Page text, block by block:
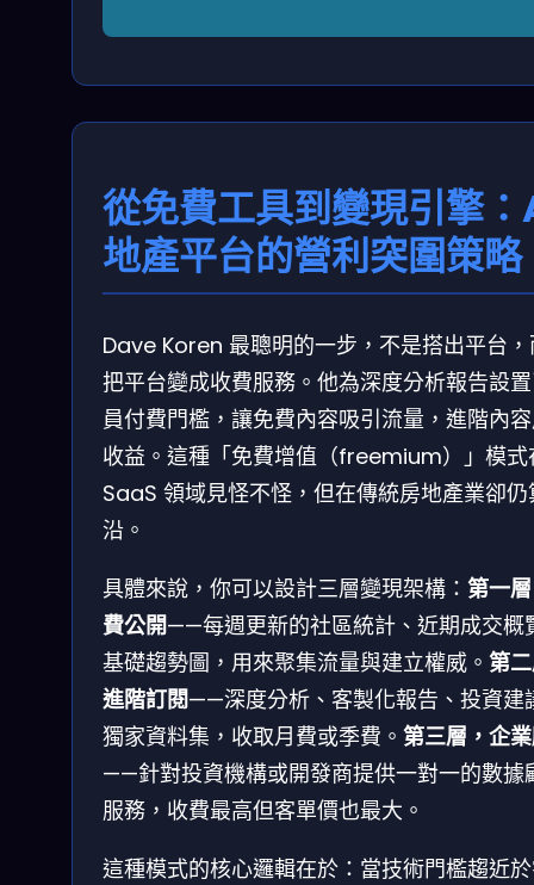
從免費工具到變現引擎
地產平台的營利突圍策略
Dave Koren 最聰明的一步，不是搭出平台
把平台變成收費服務。他為深度分析報告設
員付費門檻，讓免費內容吸引流量，進階內
收益。這種「免費增值（freemium）」模式
SaaS 領域見怪不怪，但在傳統房地產業卻仍
沿。
具體來說，你可以設計三層變現架構： 第一
費公開——每週更新的社區統計、近期成交概
基礎趨勢圖，用來聚集流量與建立權威。 第
進階訂閱——深度分析、客製化報告、投資建
獨家資料集，收取月費或季費。 第三層，企
——針對投資機構或開發商提供一對一的數據
服務，收費最高但客單價也最大。
這種模式的核心邏輯在於：當技術門檻趨近